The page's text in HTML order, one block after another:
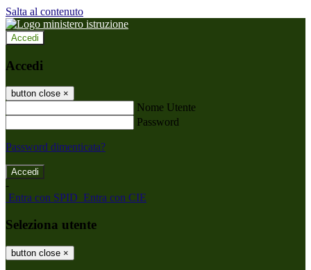
Salta al contenuto
Accedi
Accedi
button close ×
Nome Utente
Password
Password dimenticata?
-
Entra con SPID Entra con CIE
Seleziona utente
button close ×